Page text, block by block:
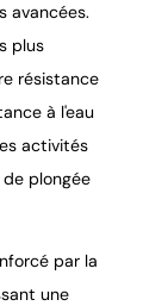
avancées.
plus
résistance
à l'eau
activités
plongée
par la
une